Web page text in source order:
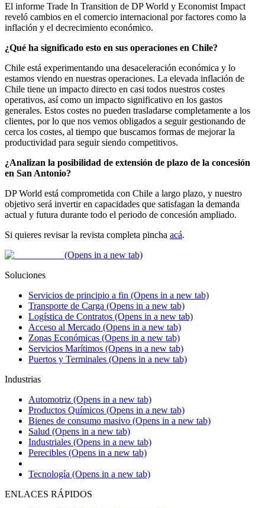
El informe Trade In Transition de DP World y Economist Impact
reveló cambios en el comercio internacional por factores como la
inflación y el decrecimiento económico.
¿Qué ha significado esto en sus operaciones en Chile?
Chile está experimentando una desaceleración económica y lo
estamos viendo en nuestras operaciones. La elevada inflación de
Chile tiene un impacto directo en casi todos nuestros costes
operativos, así como un impacto significativo en los gastos
generales. Estos costes no pueden trasladarse completamente a los
clientes, por lo que nos vemos obligados a seguir gestionando de
cerca los costes, al tiempo que buscamos formas de mejorar la
productividad para seguir siendo competitivos.
¿Analizan la posibilidad de extensión de plazo de la concesión
en San Antonio?
DP World está comprometida con Chile a largo plazo, y nuestro
objetivo será invertir en capacidades que satisfagan la demanda
actual y futura durante todo el periodo de concesión ampliado.
Si quieres revisar la revista completa pincha acá.
(Opens in a new tab)
Soluciones
Servicios de principio a fin (Opens in a new tab)
Transporte de Carga (Opens in a new tab)
Logística de Contratos (Opens in a new tab)
Acceso al Mercado (Opens in a new tab)
Zonas Económicas (Opens in a new tab)
Servicios Marítimos (Opens in a new tab)
Puertos y Terminales (Opens in a new tab)
Industrias
Automotriz (Opens in a new tab)
Productos Químicos (Opens in a new tab)
Bienes de consumo masivo (Opens in a new tab)
Salud (Opens in a new tab)
Industriales (Opens in a new tab)
Perecibles (Opens in a new tab)
Tecnología (Opens in a new tab)
ENLACES RÁPIDOS